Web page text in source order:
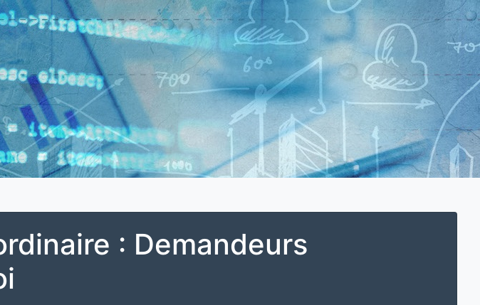
: Demandeurs